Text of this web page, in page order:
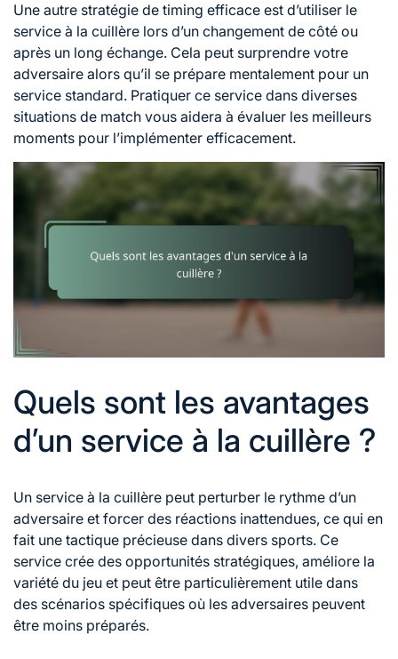
Une autre stratégie de timing efficace est d’utiliser le
service à la cuillère lors d’un changement de côté ou
après un long échange. Cela peut surprendre votre
adversaire alors qu’il se prépare mentalement pour un
service standard. Pratiquer ce service dans diverses
situations de match vous aidera à évaluer les meilleurs
moments pour l’implémenter efficacement.
Quels sont les avantages
d’un service à la cuillère ?
Un service à la cuillère peut perturber le rythme d’un
adversaire et forcer des réactions inattendues, ce qui en
fait une tactique précieuse dans divers sports. Ce
service crée des opportunités stratégiques, améliore la
variété du jeu et peut être particulièrement utile dans
des scénarios spécifiques où les adversaires peuvent
être moins préparés.